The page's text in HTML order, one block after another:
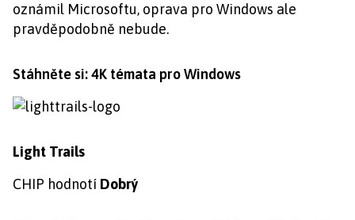
oznámil Microsoftu, oprava pro Windows ale
pravděpodobně nebude.
Stáhněte si: 4K témata pro Windows
Light Trails
CHIP hodnotí Dobrý